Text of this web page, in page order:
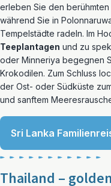
erleben Sie den
während Sie in
Tempelstädte radeln. Im
Teeplantagen und zu
oder Minneriya begegnen
Krokodilen. Zum Schluss
der Ost- oder Südküste
und sanftem
Sri Lanka
Thailand –